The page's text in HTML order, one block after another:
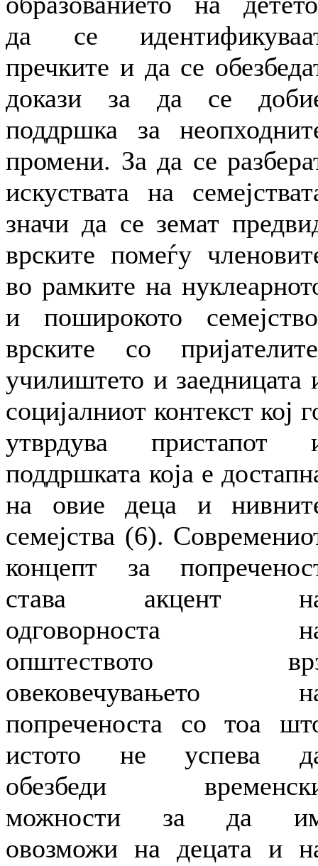
да се
пречките и да се
докази за да се
поддршка за
промени. За да се
искуствата на
значи да се земат
врските помеѓу
во рамките на
и поширокото
врските со
училиштето и заедницата
социјалниот контекст кој
утврдува пристапот
поддршката која е
на овие деца и
семејства (6).
концепт за
става акцент
одговорноста
општеството
овековечувањето
попреченоста со тоа
истото не успева
обезбеди
можности за да
овозможи на децата и